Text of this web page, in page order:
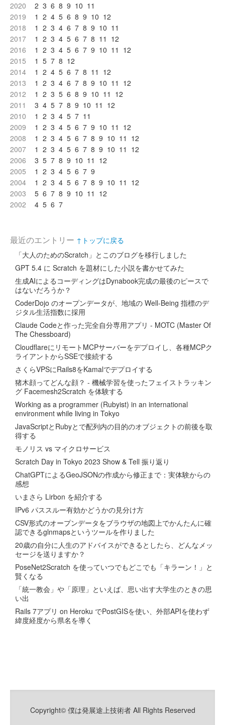
2020
2 3 6 8 9 10 11
2019
1 2 4 5 6 8 9 10 12
2018
1 2 3 4 6 7 8 9 10 11
2017
1 2 3 4 5 6 7 8 11 12
2016
1 2 3 4 5 6 7 9 10 11 12
2015
1 5 7 8 12
2014
1 2 4 5 6 7 8 11 12
2013
1 2 3 4 6 7 8 9 10 11 12
2012
1 2 3 5 6 8 9 10 11 12
2011
3 4 5 7 8 9 10 11 12
2010
1 2 3 4 5 7 11
2009
1 2 3 4 5 6 7 9 10 11 12
2008
1 2 3 4 5 6 7 8 9 10 11 12
2007
1 2 3 4 5 6 7 8 9 10 11 12
2006
3 5 7 8 9 10 11 12
2005
1 2 3 4 5 6 7 9
2004
1 2 3 4 5 6 7 8 9 10 11 12
2003
5 6 7 8 9 10 11 12
2002
4 5 6 7
最近のエントリー ↑トップに戻る
「大人のためのScratch」とこのブログを移行しました
GPT 5.4 に Scratch を題材にした小説を書かせてみた
生成AIによるコーディングはDynabook完成の最後のピースで
はないだろうか？
CoderDojo のオープンデータが、地域の Well-Being 指標のデ
ジタル生活指数に採用
Claude Codeと作った完全自分専用アプリ - MOTC (Master Of
The Chessboard)
CloudflareにリモートMCPサーバーをデプロイし、各種MCPク
ライアントからSSEで接続する
さくらVPSにRails8をKamalでデプロイする
猪木顔ってどんな顔？ - 機械学習を使ったフェイストラッキン
グ Facemesh2Scratch を体験する
Working as a programmer (Rubyist) in an international
environment while living in Tokyo
JavaScriptとRubyとで配列内の目的のオブジェクトの前後を取
得する
モノリス vs マイクロサービス
Scratch Day in Tokyo 2023 Show & Tell 振り返り
ChatGPTによるGeoJSONの作成から修正まで：実体験からの
感想
いまさら Lirbon を紹介する
IPv6 パススルー有効かどうかの見分け方
CSV形式のオープンデータをブラウザの地図上でかんたんに確
認できるglnmapsというツールを作りました
20歳の自分に人生のアドバイスができるとしたら、どんなメッ
セージを送りますか？
PoseNet2Scratch を使っていつでもどこでも「キラーン！」と
賢くなる
「統一教会」や「原理」といえば、思い出す大学生のときの思
い出
Rails 7アプリ on Heroku でPostGISを使い、外部APIを使わず
緯度経度から県名を導く
Copyright© 僕は発展途上技術者 All Rights Reserved